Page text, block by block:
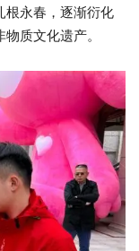
根永春，逐渐衍化
质文化遗产。